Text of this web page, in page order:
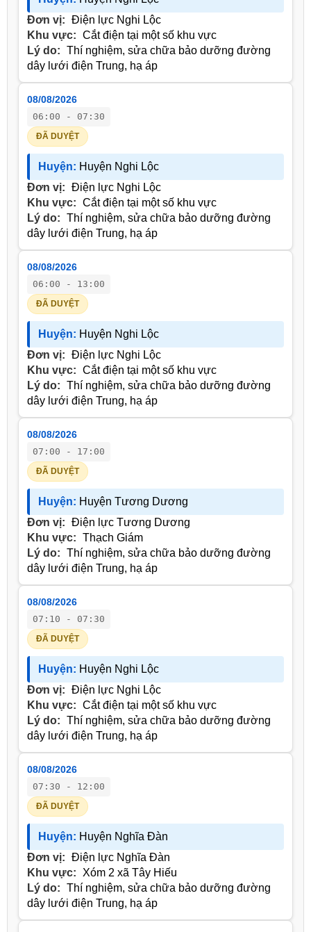
Đơn vị: Điện lực Nghi Lộc
Khu vực: Cắt điện tại một số khu vực
Lý do: Thí nghiệm, sửa chữa bảo dưỡng đường
dây lưới điện Trung, hạ áp
08/08/2026
06:00 - 07:30
ĐÃ DUYỆT
Huyện: Huyện Nghi Lộc
Đơn vị: Điện lực Nghi Lộc
Khu vực: Cắt điện tại một số khu vực
Lý do: Thí nghiệm, sửa chữa bảo dưỡng đường
dây lưới điện Trung, hạ áp
08/08/2026
06:00 - 13:00
ĐÃ DUYỆT
Huyện: Huyện Nghi Lộc
Đơn vị: Điện lực Nghi Lộc
Khu vực: Cắt điện tại một số khu vực
Lý do: Thí nghiệm, sửa chữa bảo dưỡng đường
dây lưới điện Trung, hạ áp
08/08/2026
07:00 - 17:00
ĐÃ DUYỆT
Huyện: Huyện Tương Dương
Đơn vị: Điện lực Tương Dương
Khu vực: Thạch Giám
Lý do: Thí nghiệm, sửa chữa bảo dưỡng đường
dây lưới điện Trung, hạ áp
08/08/2026
07:10 - 07:30
ĐÃ DUYỆT
Huyện: Huyện Nghi Lộc
Đơn vị: Điện lực Nghi Lộc
Khu vực: Cắt điện tại một số khu vực
Lý do: Thí nghiệm, sửa chữa bảo dưỡng đường
dây lưới điện Trung, hạ áp
08/08/2026
07:30 - 12:00
ĐÃ DUYỆT
Huyện: Huyện Nghĩa Đàn
Đơn vị: Điện lực Nghĩa Đàn
Khu vực: Xóm 2 xã Tây Hiếu
Lý do: Thí nghiệm, sửa chữa bảo dưỡng đường
dây lưới điện Trung, hạ áp